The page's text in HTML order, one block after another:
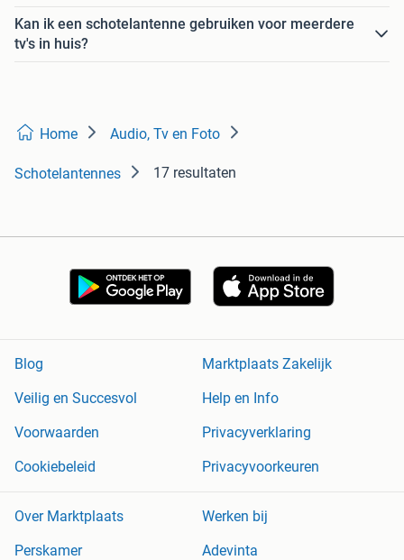
Kan ik een schotelantenne gebruiken voor meerdere
tv's in huis?
Home Audio, Tv en Foto
Schotelantennes 17 resultaten
Blog
Marktplaats Zakelijk
Veilig en Succesvol
Help en Info
Voorwaarden
Privacyverklaring
Cookiebeleid
Privacyvoorkeuren
Over Marktplaats
Werken bij
Perskamer
Adevinta